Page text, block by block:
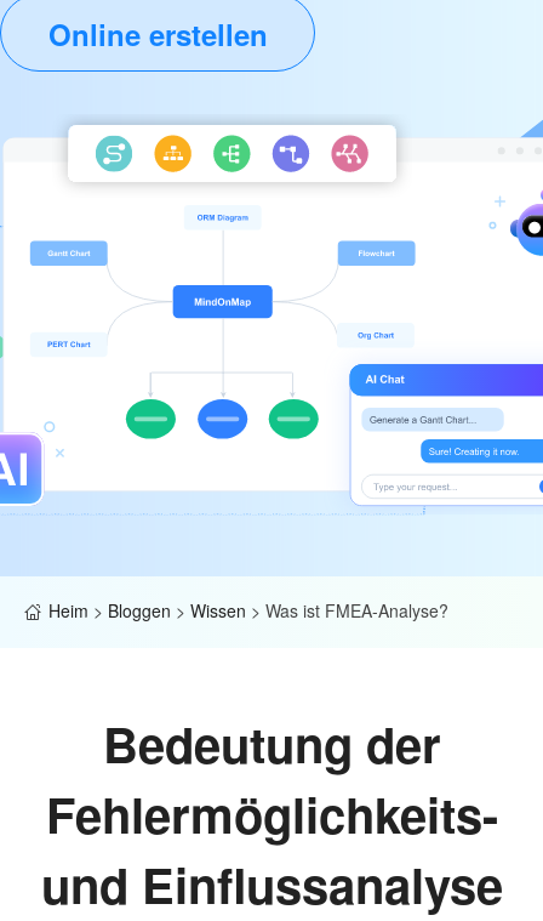
Online erstellen
Heim > Bloggen > Wissen > Was ist FMEA-Analyse?
Bedeutung der
Fehlermöglichkeits-
und Einflussanalyse